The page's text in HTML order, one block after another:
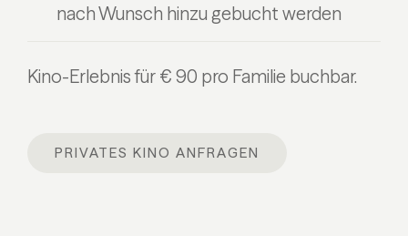
nach Wunsch hinzu gebucht werden
Kino-Erlebnis für € 90 pro Familie buchbar.
PRIVATES KINO ANFRAGEN